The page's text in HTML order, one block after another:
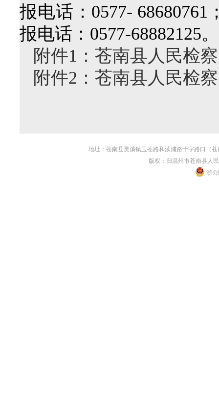
报电话：0577-
报电话：0577-68882125。
附件1：苍南县人民检
附件2：苍南县人民检
地址：苍南县灵溪镇玉苍路和渎浦路十字路口（
版权：归温州市苍南县人
浙公